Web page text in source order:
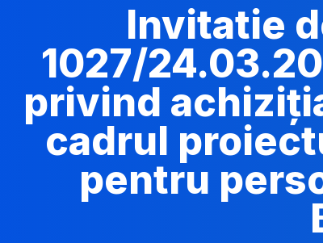
Invitatie
1027/
privind
cadrul
pentru